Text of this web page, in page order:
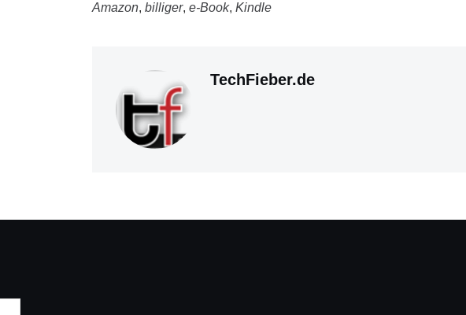
Amazon, billiger, e-Book, Kindle
TechFieber.de